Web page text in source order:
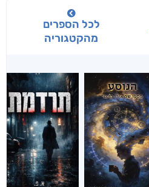
לכל הספרים
מהקטגוריה